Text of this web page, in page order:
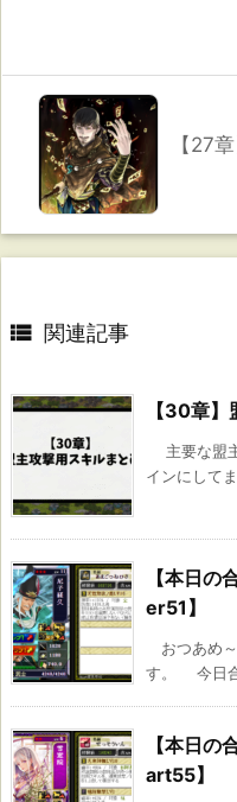
【27
 関連記事
【30章
主要な盟
インにして
【本日
er51】
おつあめ
す。 今日
【本日の
art55】